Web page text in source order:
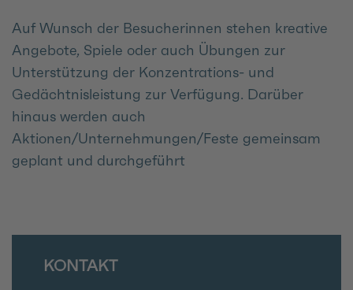
Auf Wunsch der Besucherinnen stehen kreative
Angebote, Spiele oder auch Übungen zur
Unterstützung der Konzentrations- und
Gedächtnisleistung zur Verfügung. Darüber
hinaus werden auch
Aktionen/Unternehmungen/Feste gemeinsam
geplant und durchgeführt
KONTAKT